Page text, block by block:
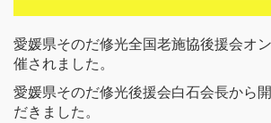
愛媛県そのだ修光全国老施協後援会オ
催されました。
愛媛県そのだ修光後援会白石会長から
だきました。